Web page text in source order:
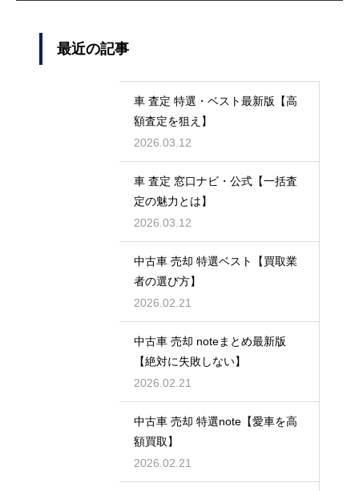
最近の記事
車 査定 特選・ベスト最新版【高
額査定を狙え】
2026.03.12
車 査定 窓口ナビ・公式【一括査
定の魅力とは】
2026.03.12
中古車 売却 特選ベスト【買取業
者の選び方】
2026.02.21
中古車 売却 noteまとめ最新版
【絶対に失敗しない】
2026.02.21
中古車 売却 特選note【愛車を高
額買取】
2026.02.21